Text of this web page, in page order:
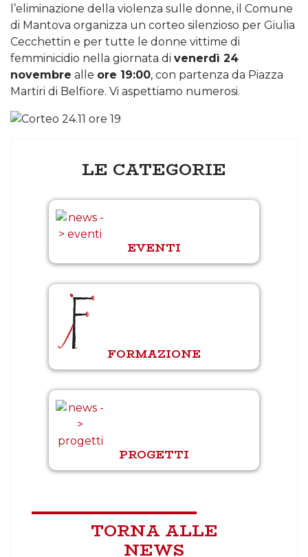
l’eliminazione della violenza sulle donne, il Comune
di Mantova organizza un corteo silenzioso per Giulia
Cecchettin e per tutte le donne vittime di
femminicidio nella giornata di venerdì 24
novembre alle ore 19:00, con partenza da Piazza
Martiri di Belfiore. Vi aspettiamo numerosi.
LE CATEGORIE
EVENTI
FORMAZIONE
PROGETTI
TORNA ALLE
NEWS